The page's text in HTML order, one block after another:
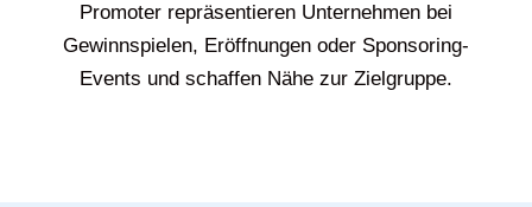
Promoter repräsentieren Unternehmen bei
Gewinnspielen, Eröffnungen oder Sponsoring-
Events und schaffen Nähe zur Zielgruppe.